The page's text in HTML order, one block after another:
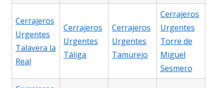
Cerrajeros
Urgentes
Talavera la
Real
Cerrajeros
Urgentes
Táliga
Cerrajeros
Urgentes
Tamurejo
Cerrajeros
Urgentes
Torre de
Miguel
Sesmero